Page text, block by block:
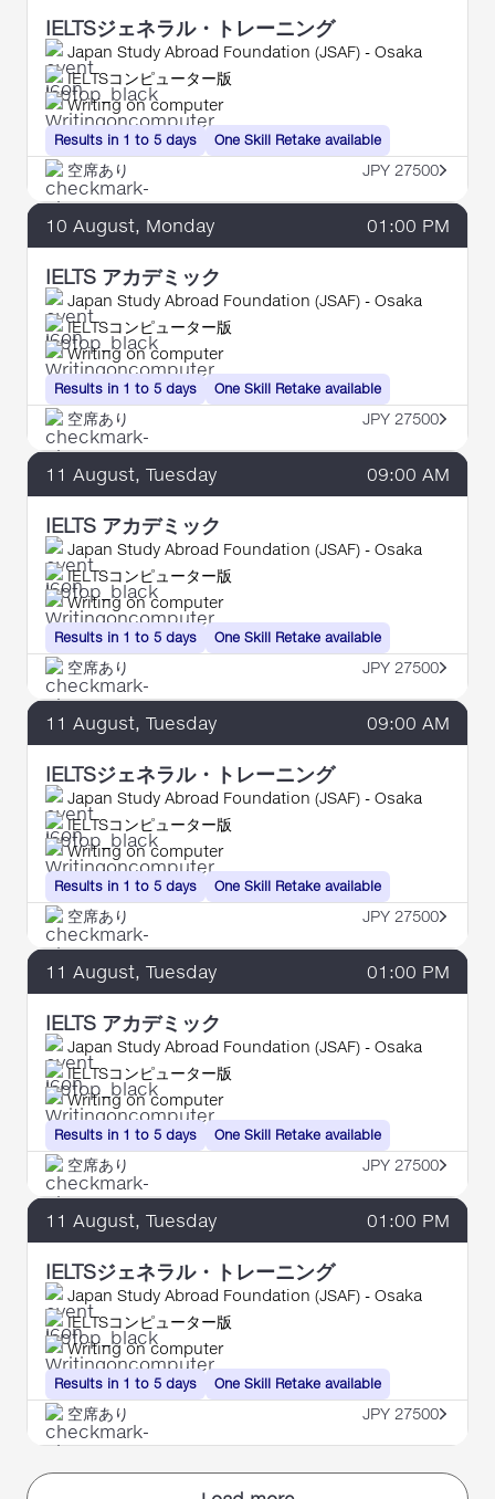
IELTSジェネラル・トレーニング
Japan Study Abroad Foundation (JSAF) - Osaka
Results in 1 to 5 days
IELTSコンピューター版
Writing on computer
One Skill Retake available
空席あり JPY 27500
10 August, Monday 01:00 PM
IELTS アカデミック
Japan Study Abroad Foundation (JSAF) - Osaka
Results in 1 to 5 days
IELTSコンピューター版
Writing on computer
One Skill Retake available
空席あり JPY 27500
11 August, Tuesday 09:00 AM
IELTS アカデミック
Japan Study Abroad Foundation (JSAF) - Osaka
Results in 1 to 5 days
IELTSコンピューター版
Writing on computer
One Skill Retake available
空席あり JPY 27500
11 August, Tuesday 09:00 AM
IELTSジェネラル・トレーニング
Japan Study Abroad Foundation (JSAF) - Osaka
Results in 1 to 5 days
IELTSコンピューター版
Writing on computer
One Skill Retake available
空席あり JPY 27500
11 August, Tuesday 01:00 PM
IELTS アカデミック
Japan Study Abroad Foundation (JSAF) - Osaka
Results in 1 to 5 days
IELTSコンピューター版
Writing on computer
One Skill Retake available
空席あり JPY 27500
11 August, Tuesday 01:00 PM
IELTSジェネラル・トレーニング
Japan Study Abroad Foundation (JSAF) - Osaka
Results in 1 to 5 days
IELTSコンピューター版
Writing on computer
One Skill Retake available
空席あり JPY 27500